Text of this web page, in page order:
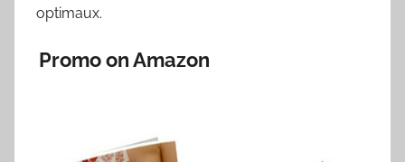
optimaux.
Promo on Amazon